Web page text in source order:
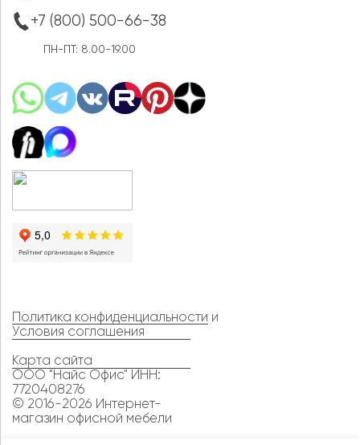
+7 (800) 500-66-38
ПН-ПТ: 8.00-19.00
Политика конфиденциальности и
Условия соглашения
Карта сайта
ООО "Найс Офис" ИНН:
7720408276
© 2016-2026 Интернет-
магазин офисной мебели